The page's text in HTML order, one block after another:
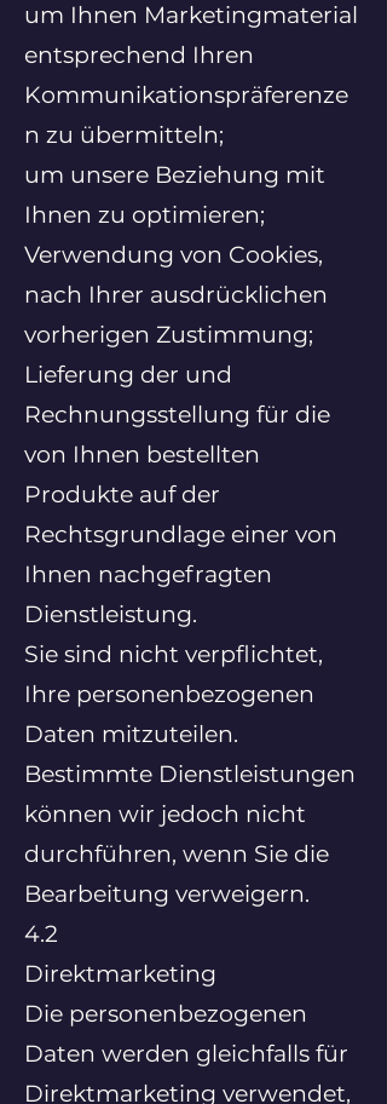
um Ihnen Marketingmaterial
entsprechend Ihren
Kommunikationspräferenze
n zu übermitteln;
um unsere Beziehung mit
Ihnen zu optimieren;
Verwendung von Cookies,
nach Ihrer ausdrücklichen
vorherigen Zustimmung;
Lieferung der und
Rechnungsstellung für die
von Ihnen bestellten
Produkte auf der
Rechtsgrundlage einer von
Ihnen nachgefragten
Dienstleistung.
Sie sind nicht verpflichtet,
Ihre personenbezogenen
Daten mitzuteilen.
Bestimmte Dienstleistungen
können wir jedoch nicht
durchführen, wenn Sie die
Bearbeitung verweigern.
4.2
Direktmarketing
Die personenbezogenen
Daten werden gleichfalls für
Direktmarketing verwendet,